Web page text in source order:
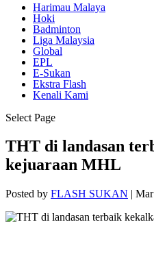
Harimau Malaya
Hoki
Badminton
Liga Malaysia
Global
EPL
E-Sukan
Ekstra Flash
Kenali Kami
Select Page
THT di landasan
kejuaraan MHL
Posted by FLASH SUKAN |